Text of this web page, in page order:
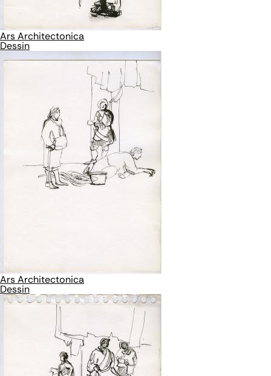
Ars Architectonica
Dessin
Ars Architectonica
Dessin